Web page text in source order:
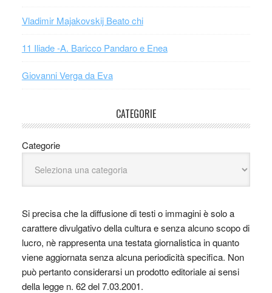
Vladimir Majakovskij Beato chi
11 Iliade -A. Baricco Pandaro e Enea
Giovanni Verga da Eva
CATEGORIE
Categorie
Si precisa che la diffusione di testi o immagini è solo a
carattere divulgativo della cultura e senza alcuno scopo di
lucro, nè rappresenta una testata giornalistica in quanto
viene aggiornata senza alcuna periodicità specifica. Non
può pertanto considerarsi un prodotto editoriale ai sensi
della legge n. 62 del 7.03.2001.